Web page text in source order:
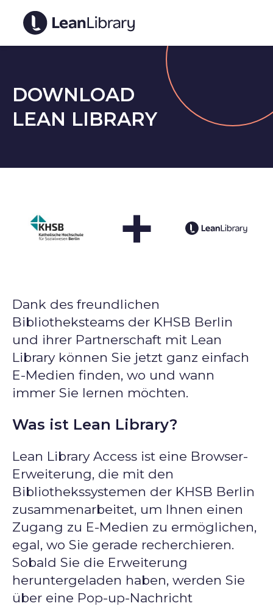
DOWNLOAD
LEAN LIBRARY
+
Dank des freundlichen
Bibliotheksteams der KHSB Berlin
und ihrer Partnerschaft mit Lean
Library können Sie jetzt ganz einfach
E-Medien finden, wo und wann
immer Sie lernen möchten.
Was ist Lean Library?
Lean Library Access ist eine Browser-
Erweiterung, die mit den
Bibliothekssystemen der KHSB Berlin
zusammenarbeitet, um Ihnen einen
Zugang zu E-Medien zu ermöglichen,
egal, wo Sie gerade recherchieren.
Sobald Sie die Erweiterung
heruntergeladen haben, werden Sie
über eine Pop-up-Nachricht